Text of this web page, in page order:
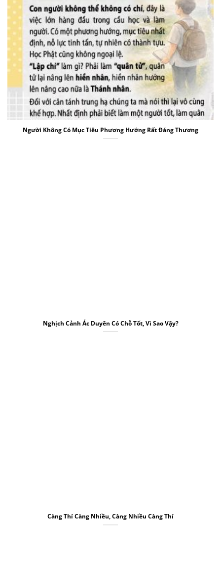
Người Không Có Mục Tiêu Phương Hướng Rất Đáng Thương
Nghịch Cảnh Ác Duyên Có Chỗ Tốt, Vì Sao Vậy?
Càng Thí Càng Nhiều, Càng Nhiều Càng Thí